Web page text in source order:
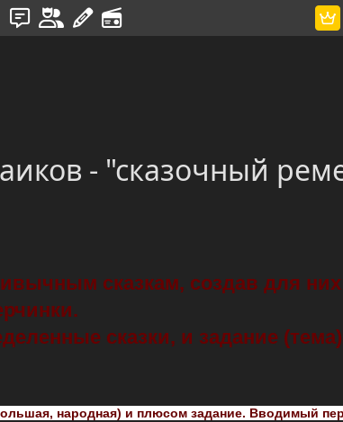
- "сказочный
сказкам, создав для
сказки, и задание
народная) и плюсом задание. Вводимый